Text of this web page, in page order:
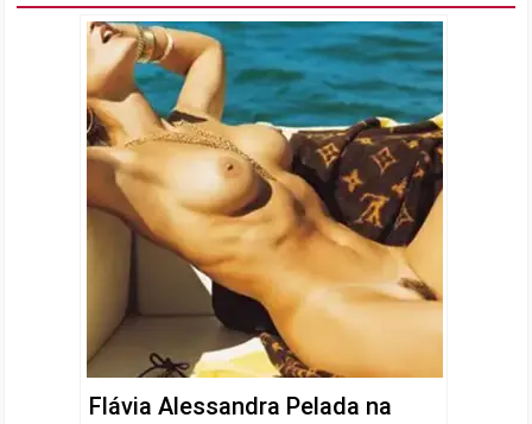
Flávia Alessandra Pelada na